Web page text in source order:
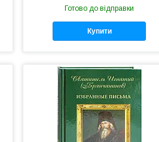
Готово до відправки
Купити